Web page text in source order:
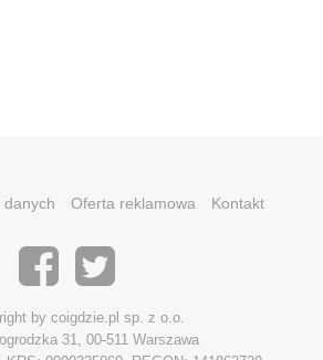
danych Oferta reklamowa Kontakt
by coigdzie.pl sp. z o.o.
31, 00-511 Warszawa